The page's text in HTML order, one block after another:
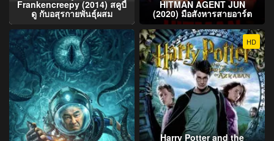
Frankencreepy (2014) สคูบี้
ดู กับอสุรกายพันธุ์ผสม
HITMAN AGENT JUN
(2020) มือสังหารสายอาร์ต
HD
Harry Potter and the